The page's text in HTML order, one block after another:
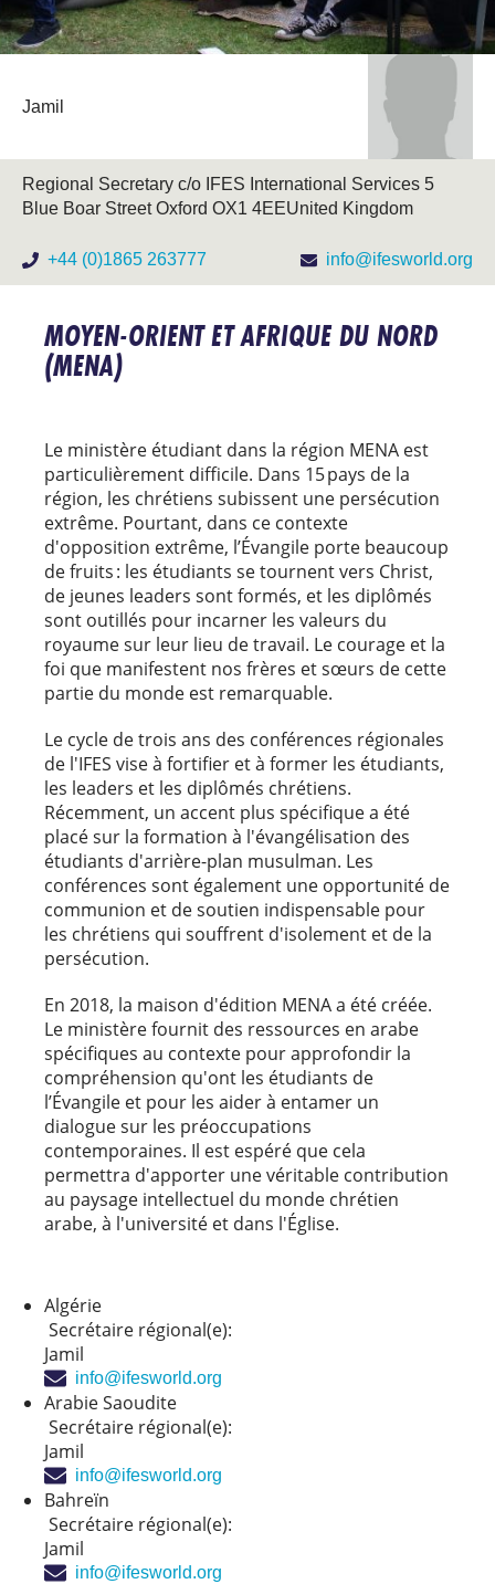
Jamil
​Regional Secretary c/o IFES International Services 5
Blue Boar Street Oxford OX1 4EE ​United Kingdom
+44 (0)1865 263777 info@ifesworld.org
MOYEN-ORIENT ET AFRIQUE DU NORD
(MENA)
Le ministère étudiant dans la région MENA est
particulièrement difficile. Dans 15 pays de la
région, les chrétiens subissent une persécution
extrême. Pourtant, dans ce contexte
d'opposition extrême, l’Évangile porte beaucoup
de fruits : les étudiants se tournent vers Christ,
de jeunes leaders sont formés, et les diplômés
sont outillés pour incarner les valeurs du
royaume sur leur lieu de travail. Le courage et la
foi que manifestent nos frères et sœurs de cette
partie du monde est remarquable.
Le cycle de trois ans des conférences régionales
de l'IFES vise à fortifier et à former les étudiants,
les leaders et les diplômés chrétiens.
Récemment, un accent plus spécifique a été
placé sur la formation à l'évangélisation des
étudiants d'arrière-plan musulman. Les
conférences sont également une opportunité de
communion et de soutien indispensable pour
les chrétiens qui souffrent d'isolement et de la
persécution.
En 2018, la maison d'édition MENA a été créée.
Le ministère fournit des ressources en arabe
spécifiques au contexte pour approfondir la
compréhension qu'ont les étudiants de
l’Évangile et pour les aider à entamer un
dialogue sur les préoccupations
contemporaines. Il est espéré que cela
permettra d'apporter une véritable contribution
au paysage intellectuel du monde chrétien
arabe, à l'université et dans l'Église.
Algérie
Secrétaire régional(e):
Jamil
info@ifesworld.org
Arabie Saoudite
Secrétaire régional(e):
Jamil
info@ifesworld.org
Bahreïn
Secrétaire régional(e):
Jamil
info@ifesworld.org